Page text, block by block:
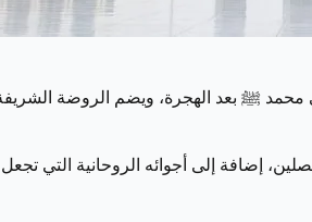
محمد ﷺ بعد الهجرة، ويضم الروضة
إضافة إلى أجوائه الروحانية التي تجعل